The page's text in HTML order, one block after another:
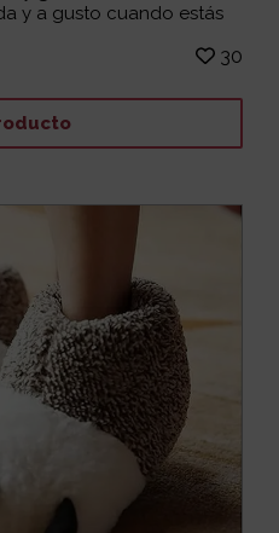
y a gusto cuando estás
30